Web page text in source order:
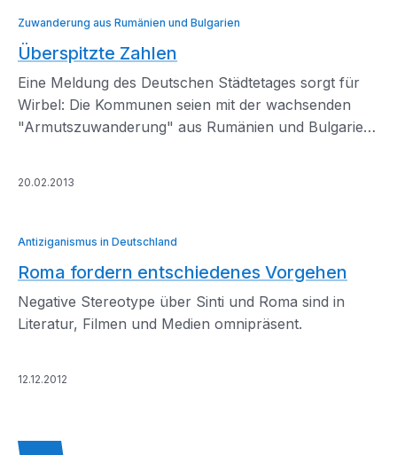
Zuwanderung aus Rumänien und Bulgarien
Überspitzte Zahlen
Eine Meldung des Deutschen Städtetages sorgt für
Wirbel: Die Kommunen seien mit der wachsenden
"Armutszuwanderung" aus Rumänien und Bulgarien
20.02.2013
Antiziganismus in Deutschland
Roma fordern entschiedenes Vorgehen
Negative Stereotype über Sinti und Roma sind in
Literatur, Filmen und Medien omnipräsent.
12.12.2012